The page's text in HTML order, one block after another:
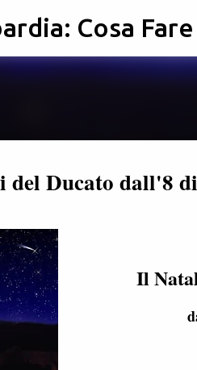
Cosa
Ducato dall'8
Il